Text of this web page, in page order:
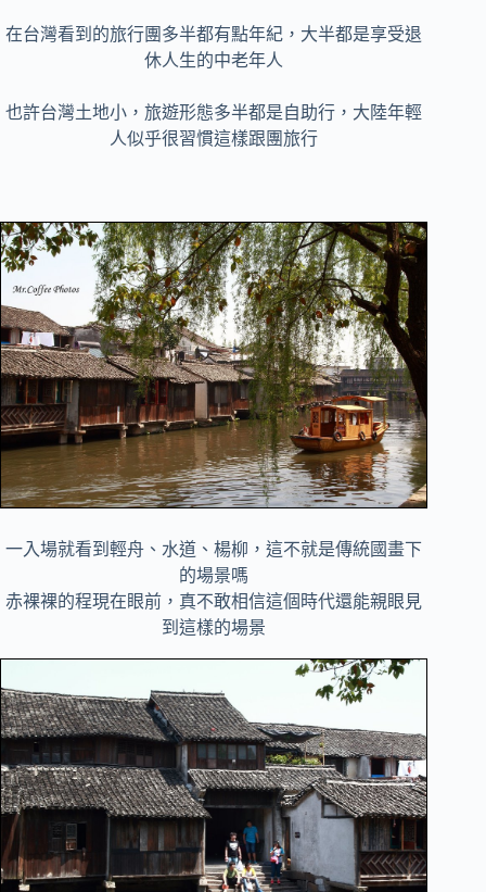
在台灣看到的旅行團多半都有點年紀，大半都是享受退
休人生的中老年人
也許台灣土地小，旅遊形態多半都是自助行，大陸年輕
人似乎很習慣這樣跟團旅行
一入場就看到輕舟、水道、楊柳，這不就是傳統國畫下
的場景嗎
赤裸裸的程現在眼前，真不敢相信這個時代還能親眼見
到這樣的場景